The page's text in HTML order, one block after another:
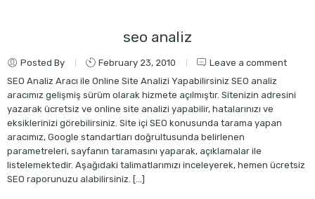
seo analiz
Posted By February 23, 2010
Leave a comment
SEO Analiz Aracı ile Online Site Analizi Yapabilirsiniz SEO analiz
aracımız gelişmiş sürüm olarak hizmete açılmıştır. Sitenizin adresini
yazarak ücretsiz ve online site analizi yapabilir, hatalarınızı ve
eksiklerinizi görebilirsiniz. Site içi SEO konusunda tarama yapan
aracımız, Google standartları doğrultusunda belirlenen
parametreleri, sayfanın taramasını yaparak, açıklamalar ile
listelemektedir. Aşağıdaki talimatlarımızı inceleyerek, hemen ücretsiz
SEO raporunuzu alabilirsiniz. […]